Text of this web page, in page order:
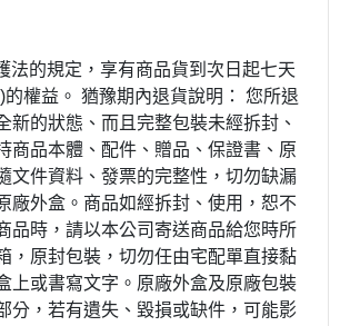
法的規定，享有商品貨到次日起七天
權益。 猶豫期內退貨說明： 您所退
新的狀態、而且完整包裝未經拆封、
商品本體、配件、贈品、保證書、原
文件資料、發票的完整性，切勿缺漏
廠外盒。商品如經拆封、使用，恕不
品時，請以本公司寄送商品給您時所
，原封包裝，切勿任由宅配單直接黏
上或書寫文字。原廠外盒及原廠包裝
分，若有遺失、毀損或缺件，可能影